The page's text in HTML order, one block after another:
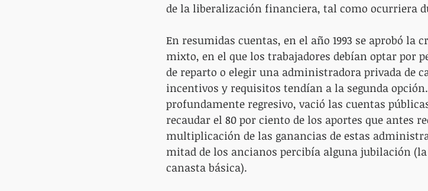
de la liberalización financiera, tal como ocurriera
En resumidas cuentas, en el año 1993 se aprobó la
mixto, en el que los trabajadores debían optar por
de reparto o elegir una administradora privada de
incentivos y requisitos tendían a la segunda
profundamente regresivo, vació las cuentas
recaudar el 80 por ciento de los aportes que antes
multiplicación de las ganancias de estas
mitad de los ancianos percibía alguna jubilación
canasta básica).